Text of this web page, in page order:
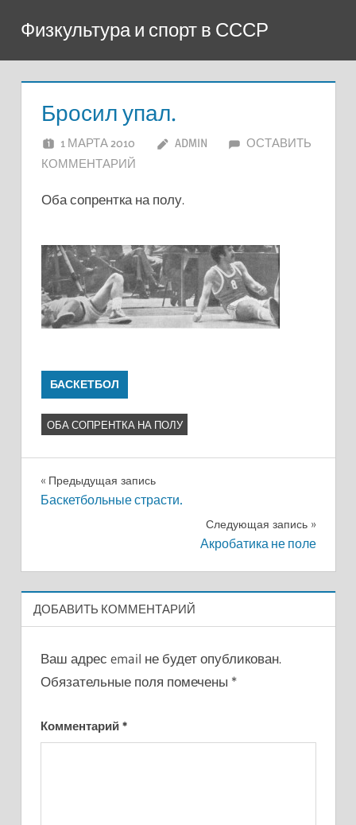
содержимому
Физкультура и спорт в СССР
Бросил упал.
1 МАРТА 2010 ADMIN
ОСТАВИТЬ
КОММЕНТАРИЙ
Оба сопрентка на полу.
БАСКЕТБОЛ
ОБА СОПРЕНТКА НА ПОЛУ
Навигация
Предыдущая запись
Баскетбольные страсти.
Следующая запись
Акробатика не поле
ДОБАВИТЬ КОММЕНТАРИЙ
Ваш адрес email не будет опубликован.
Обязательные поля помечены *
Комментарий *